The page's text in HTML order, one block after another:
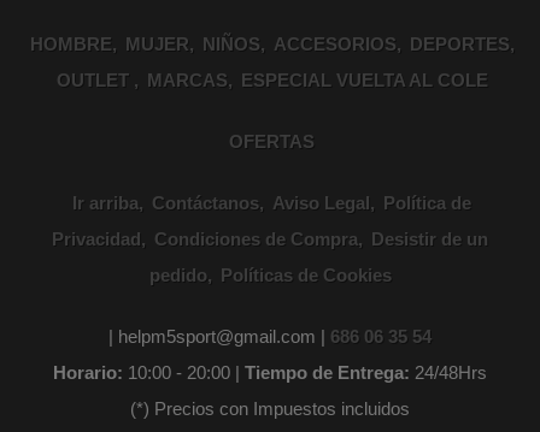
HOMBRE MUJER NIÑOS ACCESORIOS
DEPORTES
OUTLET
MARCAS ESPECIAL VUELTA AL COLE
OFERTAS
Ir arriba Contáctanos Aviso Legal
Política de
Privacidad
Condiciones de Compra
Desistir de un
pedido
Políticas de Cookies
| helpm5sport@gmail.com | 686 06 35 54
Horario: 10:00 - 20:00 | Tiempo de Entrega: 24/48Hrs
(*) Precios con Impuestos incluidos